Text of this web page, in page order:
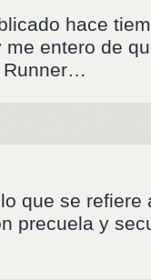
hace
entero de
Runner…
que se refiere
precuela y